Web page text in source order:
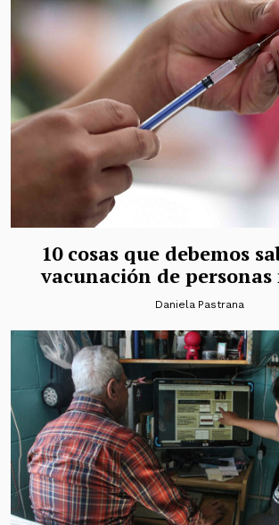
10 cosas que debemos
vacunación de personas
Daniela Pastrana